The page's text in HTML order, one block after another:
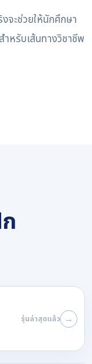
จะช่วยให้นักศึกษา
หรับเส้นทางวิชาชีพ
รุ่นล่าสุดแล้ว →